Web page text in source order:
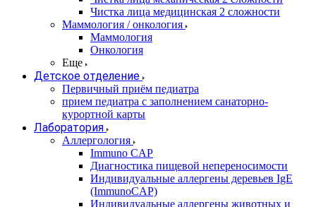
Чистка лица медицинская 2 сложности
Маммология / онкология
Маммология
Онкология
Еще
Детское отделение
Первичный приём педиатра
прием педиатра с заполнением санаторно-
курортной карты
Лаборатория
Аллергология
Immuno CAP
Диагностика пищевой непереносимости
Индивидуальные аллергены деревьев IgE
(ImmunoCAP)
Индивидуальные аллергены животных и